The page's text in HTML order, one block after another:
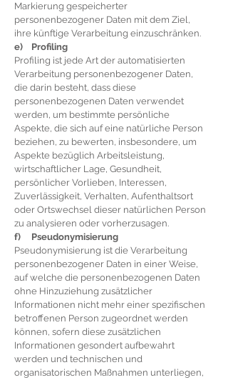
Markierung gespeicherter
personenbezogener Daten mit dem Ziel,
ihre künftige Verarbeitung einzuschränken.
e) Profiling
Profiling ist jede Art der automatisierten
Verarbeitung personenbezogener Daten,
die darin besteht, dass diese
personenbezogenen Daten verwendet
werden, um bestimmte persönliche
Aspekte, die sich auf eine natürliche Person
beziehen, zu bewerten, insbesondere, um
Aspekte bezüglich Arbeitsleistung,
wirtschaftlicher Lage, Gesundheit,
persönlicher Vorlieben, Interessen,
Zuverlässigkeit, Verhalten, Aufenthaltsort
oder Ortswechsel dieser natürlichen Person
zu analysieren oder vorherzusagen.
f) Pseudonymisierung
Pseudonymisierung ist die Verarbeitung
personenbezogener Daten in einer Weise,
auf welche die personenbezogenen Daten
ohne Hinzuziehung zusätzlicher
Informationen nicht mehr einer spezifischen
betroffenen Person zugeordnet werden
können, sofern diese zusätzlichen
Informationen gesondert aufbewahrt
werden und technischen und
organisatorischen Maßnahmen unterliegen,